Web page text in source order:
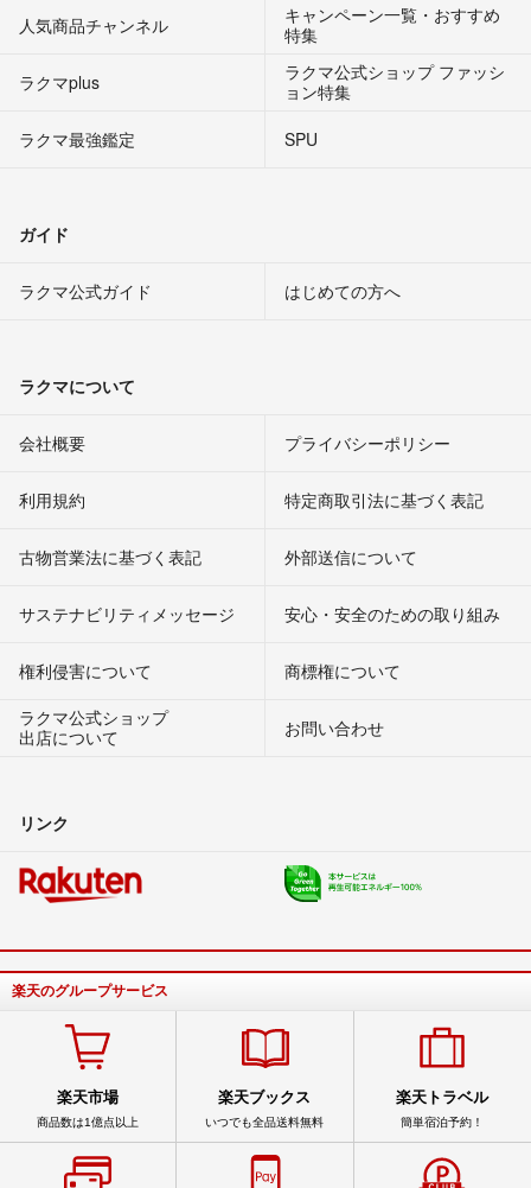
人気商品チャンネル
キャンペーン一覧・おすすめ
特集
ラクマplus
ラクマ公式ショップ ファッシ
ョン特集
ラクマ最強鑑定
SPU
ガイド
ラクマ公式ガイド はじめての方へ
ラクマについて
会社概要 プライバシーポリシー
利用規約 特定商取引法に基づく表記
古物営業法に基づく表記 外部送信について
サステナビリティメッセージ 安心・安全のための取り組み
権利侵害について
商標権について
ラクマ公式ショップ
出店について
お問い合わせ
リンク
楽天のグループサービス
楽天市場
商品数は1億点以上
楽天ブックス
いつでも全品送料無料
楽天トラベル
簡単宿泊予約！